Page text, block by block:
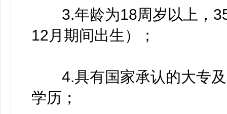
3.年龄为18周岁以上，35
12月期间出生）；
4.具有国家承认的大专及
学历；